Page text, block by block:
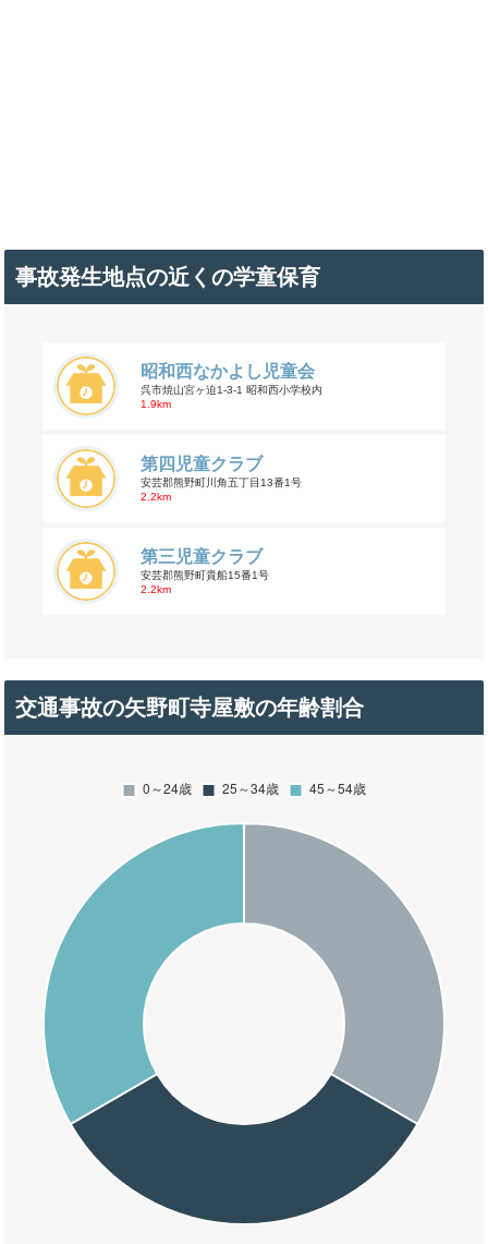
事故発生地点の近くの学童保育
昭和西なかよし児童会
呉市焼山宮ヶ迫1-3-1 昭和西小学校内
1.9km
第四児童クラブ
安芸郡熊野町川角五丁目13番1号
2.2km
第三児童クラブ
安芸郡熊野町貴船15番1号
2.2km
交通事故の矢野町寺屋敷の年齢割合